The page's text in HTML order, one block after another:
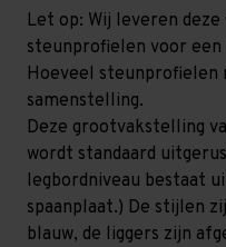
niveaus
GALVA
niveaus
GALVA
Let op: Wij leveren
steunprofielen voor
Hoeveel steunprofielen
samenstelling.
Deze grootvakstelling
wordt standaard
legbordniveau bestaat
spaanplaat.) De stijlen
blauw, de liggers zijn